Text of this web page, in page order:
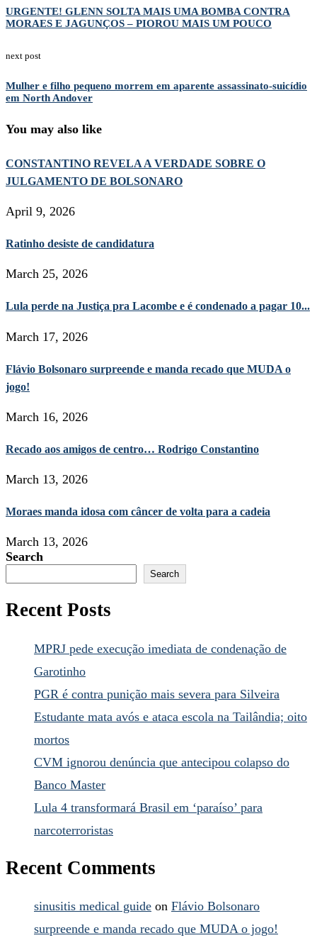
URGENTE! GLENN SOLTA MAIS UMA BOMBA CONTRA
MORAES E JAGUNÇOS – PIOROU MAIS UM POUCO
next post
Mulher e filho pequeno morrem em aparente assassinato-suicídio
em North Andover
You may also like
CONSTANTINO REVELA A VERDADE SOBRE O
JULGAMENTO DE BOLSONARO
April 9, 2026
Ratinho desiste de candidatura
March 25, 2026
Lula perde na Justiça pra Lacombe e é condenado a pagar 10...
March 17, 2026
Flávio Bolsonaro surpreende e manda recado que MUDA o
jogo!
March 16, 2026
Recado aos amigos de centro… Rodrigo Constantino
March 13, 2026
Moraes manda idosa com câncer de volta para a cadeia
March 13, 2026
Search
Search
Recent Posts
MPRJ pede execução imediata de condenação de
Garotinho
PGR é contra punição mais severa para Silveira
Estudante mata avós e ataca escola na Tailândia; oito
mortos
CVM ignorou denúncia que antecipou colapso do
Banco Master
Lula 4 transformará Brasil em ‘paraíso’ para
narcoterroristas
Recent Comments
sinusitis medical guide on Flávio Bolsonaro
surpreende e manda recado que MUDA o jogo!